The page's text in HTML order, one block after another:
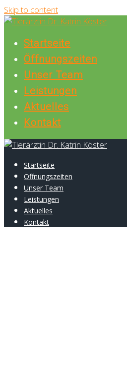
Skip to content
Startseite
Öffnungszeiten
Unser Team
Leistungen
Aktuelles
Kontakt
Startseite
Öffnungszeiten
Unser Team
Leistungen
Aktuelles
Kontakt